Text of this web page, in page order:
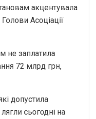
акцентувала
Асоціації
не заплатила
72 млрд грн,
допустила
сьогодні на